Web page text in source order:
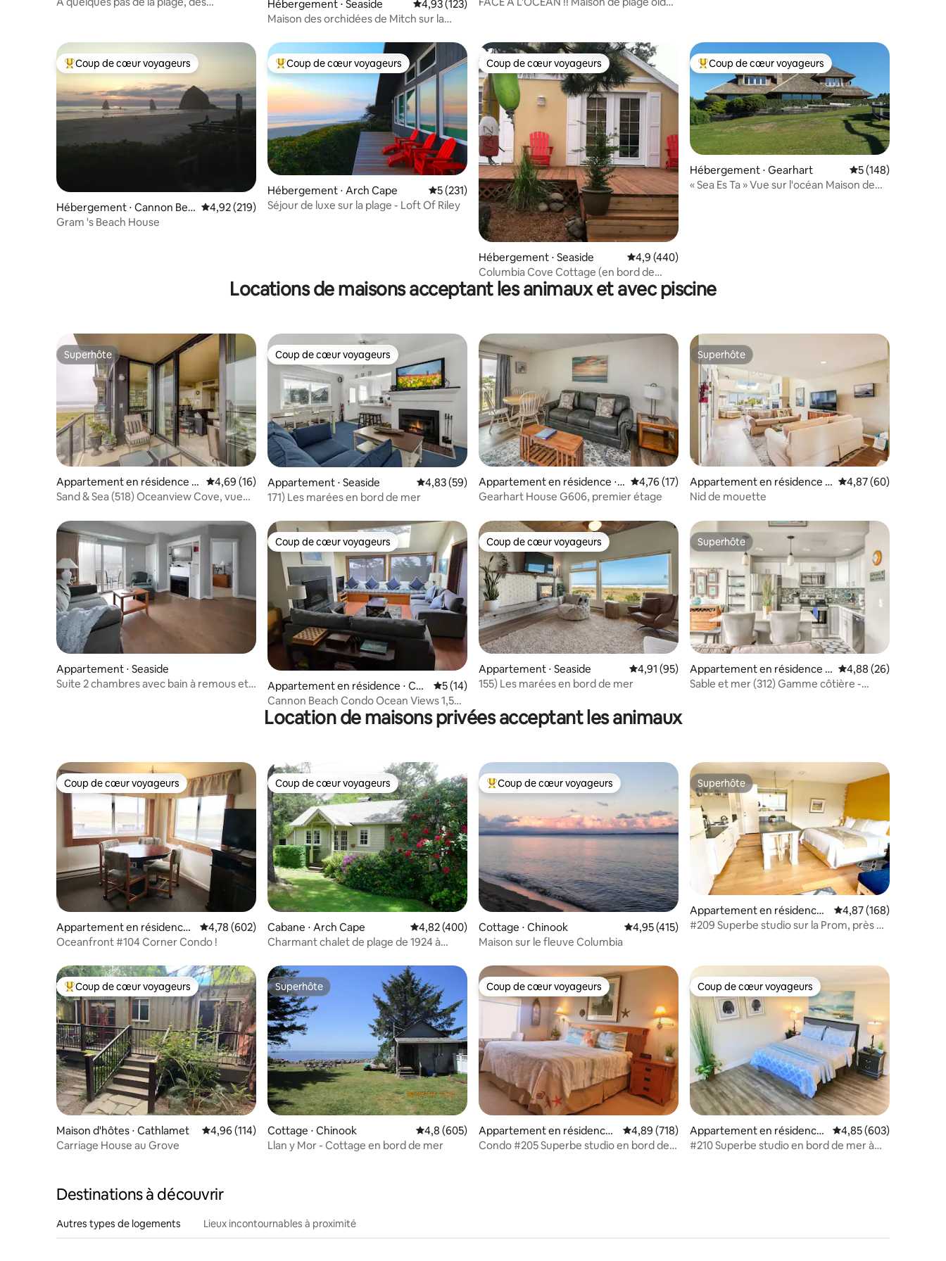
Hébergement ⋅ Seaside Évaluation moyenne sur la base de 123 commentaires : 4,93 sur 5
4,93 (123)
Maison des orchidées de Mitch sur la
Coups de cœur voyageurs les plus appréciés
Coup de cœur voyageurs
Hébergement ⋅ Cannon Bea
ch
Évaluation moyenne sur la base de 219 commentaires : 4,92 sur 5
4,92 (219)
Gram 's Beach House
Coups de cœur voyageurs les plus appréciés
Coup de cœur voyageurs
Hébergement ⋅ Arch Cape Évaluation moyenne sur la base de 231 commentaires : 5 sur 5
5 (231)
Séjour de luxe sur la plage - Loft Of Riley
Coup de cœur voyageurs
Coup de cœur voyageurs
Hébergement ⋅ Seaside Évaluation moyenne sur la base de 440 commentaires : 4,9 sur 5
4,9 (440)
Columbia Cove Cottage (en bord de
mer)
Coups de cœur voyageurs les plus appréciés
Coup de cœur voyageurs
Hébergement ⋅ Gearhart Évaluation
5 (148)
« Sea Es Ta » Vue sur l'océan Maison de
Locations de maisons acceptant les animaux et avec piscine
Superhôte
Superhôte
Appartement en résidence ⋅
Seaside
Évaluation moyenne sur la base de 16 commentaires : 4,69 sur 5
4,69 (16)
Sand & Sea (518) Oceanview Cove, vue
Coup de cœur voyageurs
Coup de cœur voyageurs
Appartement ⋅ Seaside Évaluation moyenne sur la base de 59 commentaires : 4,83 sur 5
4,83 (59)
171) Les marées en bord de mer
Appartement en résidence ⋅
Gearhart
Évaluation moyenne sur la base de 17 commentaires : 4,76 sur 5
4,76 (17)
Gearhart House G606, premier étage
Superhôte
Superhôte
Appartement en résidence ⋅
Cannon Beach
Évaluation moyenne
4,87 (60)
Nid de mouette
Appartement ⋅ Seaside
Suite 2 chambres avec bain à remous et
Coup de cœur voyageurs
Coup de cœur voyageurs
Appartement en résidence ⋅ Can
non Beach
Évaluation moyenne sur la base de 14 commentaires : 5 sur 5
5 (14)
Cannon Beach Condo Ocean Views 1,5
pâtés de maisons de la plage
Coup de cœur voyageurs
Coup de cœur voyageurs
Appartement ⋅ Seaside Évaluation moyenne sur la base de 95 commentaires : 4,91 sur 5
4,91 (95)
155) Les marées en bord de mer
Superhôte
Superhôte
Appartement en résidence ⋅
Seaside
Évaluation moyenne
4,88 (26)
Sable et mer (312) Gamme côtière -
Location de maisons privées acceptant les animaux
Coup de cœur voyageurs
Coup de cœur voyageurs
Appartement en résidence
⋅ Seaside
Évaluation moyenne sur la base de 602 commentaires : 4,78 sur 5
4,78 (602)
Oceanfront #104 Corner Condo !
Coup de cœur voyageurs
Coup de cœur voyageurs
Cabane ⋅ Arch Cape Évaluation moyenne sur la base de 400 commentaires : 4,82 sur 5
4,82 (400)
Charmant chalet de plage de 1924 à
Coups de cœur voyageurs les plus appréciés
Coup de cœur voyageurs
Cottage ⋅ Chinook Évaluation moyenne sur la base de 415 commentaires : 4,95 sur 5
4,95 (415)
Maison sur le fleuve Columbia
Superhôte
Superhôte
Appartement en résidence ⋅
Seaside
Évaluation moyenne
4,87 (168)
#209 Superbe studio sur la Prom, près de
Coups de cœur voyageurs les plus appréciés
Coup de cœur voyageurs
Maison d'hôtes ⋅ Cathlamet Évaluation moyenne sur la base de 114 commentaires : 4,96 sur 5
4,96 (114)
Carriage House au Grove
Superhôte
Superhôte
Cottage ⋅ Chinook Évaluation moyenne sur la base de 605 commentaires : 4,8 sur 5
4,8 (605)
Llan y Mor - Cottage en bord de mer
Coup de cœur voyageurs
Coup de cœur voyageurs
Appartement en résidence ⋅
Seaside
Évaluation moyenne sur la base de 718 commentaires : 4,89 sur 5
4,89 (718)
Condo #205 Superbe studio en bord de
Coup de cœur voyageurs
Coup de cœur voyageurs
Appartement en résidence
⋅ Seaside
Évaluation moyenne
4,85 (603)
#210 Superbe studio en bord de mer à
Destinations à découvrir
Autres types de logements Lieux incontournables à proximité